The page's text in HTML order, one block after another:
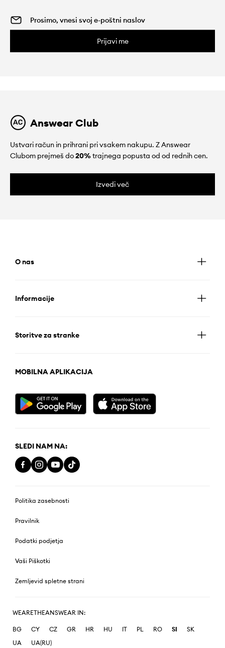
Prijavi me
Answear Club
Ustvari račun in prihrani pri vsakem nakupu. Z Answear
Clubom prejmeš do20%trajnega popusta od od rednih cen.
Izvedi več
O nas
Informacije
Storitve za stranke
MOBILNA APLIKACIJA
SLEDI NAM NA:
Politika zasebnosti
Pravilnik
Podatki podjetja
Vaši Piškotki
Zemljevid spletne strani
WEARETHEANSWEAR IN:
BG CY CZ GR HR HU IT PL RO SI
SK
UA
UA(RU)